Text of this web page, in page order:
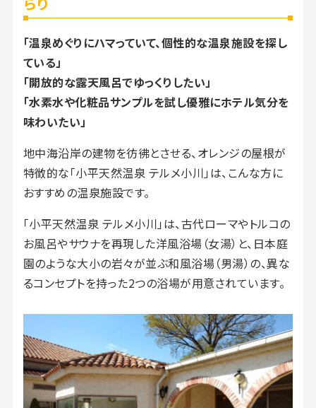
「温泉めぐりにハマっていて、個性的な温泉施設を探し
ている」
「開放的な露天風呂でゆっくりしたい」
「水素水や化粧品サンプルを試し優雅にホテル気分を
味わいたい」
地中海沿岸の建物を彷彿とさせる、オレンジの屋根が
特徴的な「小平天然温泉 テルメ小川」は、こんな方に
おすすめの温泉施設です。
「小平天然温泉 テルメ小川」は、古代ローマやトルコの
お風呂やサウナを再現した洋風浴場（女湯）と、日本庭
園のような大小の岩々が並ぶ和風浴場（男湯）の、異な
るコンセプトを持った2つの浴場が用意されています。